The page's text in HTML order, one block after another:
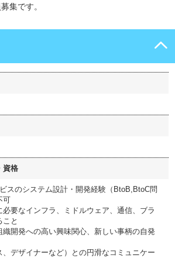
集です。
資格
スのシステム設計・開発経験（BtoB,BtoC問
可
必要なインフラ、ミドルウェア、通信、ブラ
こと
織開発への高い興味関心、新しい事柄の自発
、デザイナーなど）との円滑なコミュニケー